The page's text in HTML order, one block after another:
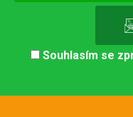
Souhlasím se